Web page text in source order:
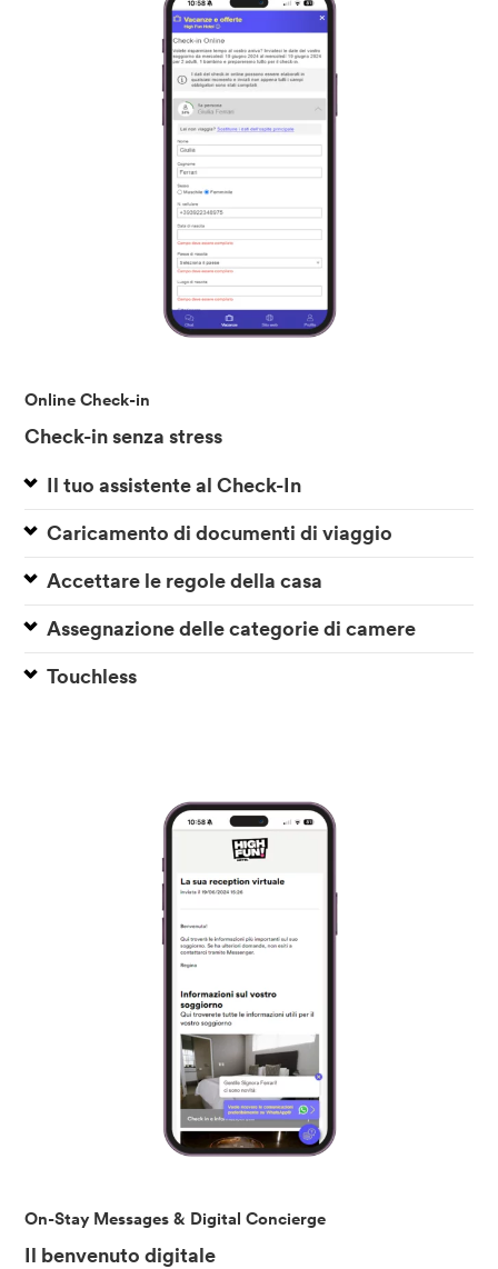
Online Check-in
Check-in senza stress
Il tuo assistente al Check-In
Caricamento di documenti di viaggio
Accettare le regole della casa
Assegnazione delle categorie di camere
Touchless
On-Stay Messages & Digital Concierge
Il benvenuto digitale